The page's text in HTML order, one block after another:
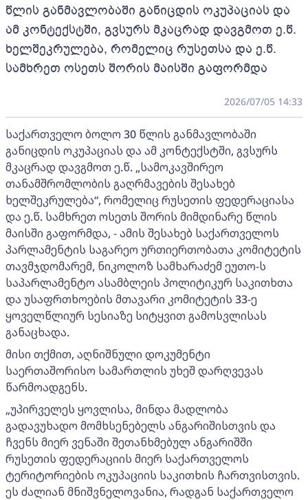
წლის განმავლობაში განიცდის ოკუპაციას და
ამ კონტექსტში, გვსურს მკაცრად დავგმოთ ე.წ.
ხელშეკრულება, რომელიც რუსეთსა და ე.წ.
სამხრეთ ოსეთს შორის მაისში გაფორმდა
2026/07/05 14:33
საქართველო ბოლო 30 წლის განმავლობაში
განიცდის ოკუპაციას და ამ კონტექსტში, გვსურს
მკაცრად დავგმოთ ე.წ. „სამოკავშირეო
თანამშრომლობის გაღრმავების შესახებ
ხელშეკრულება“, რომელიც რუსეთის ფედერაციასა
და ე.წ. სამხრეთ ოსეთს შორის მიმდინარე წლის
მაისში გაფორმდა, - ამის შესახებ საქართველოს
პარლამენტის საგარეო ურთიერთობათა კომიტეტის
თავმჯდომარემ, ნიკოლოზ სამხარაძემ ეუთო-ს
საპარლამენტო ასამბლეის პოლიტიკურ საკითხთა
და უსაფრთხოების მთავარი კომიტეტის 33-ე
ყოველწლიურ სესიაზე სიტყვით გამოსვლისას
განაცხადა.
მისი თქმით, აღნიშნული დოკუმენტი
საერთაშორისო სამართლის უხეშ დარღვევას
წარმოადგენს.
„უპირველეს ყოვლისა, მინდა მადლობა
გადავუხადო მომხსენებელს ანგარიშისთვის და
ჩვენს მიერ ვენაში შეთანხმებულ ანგარიშში
რუსეთის ფედერაციის მიერ საქართველოს
ტერიტორიების ოკუპაციის საკითხის ჩართვისთვის.
ეს ძალიან მნიშვნელოვანია, რადგან საქართველო